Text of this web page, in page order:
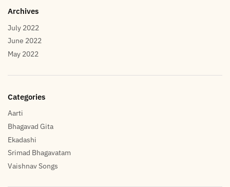
Archives
July 2022
June 2022
May 2022
Categories
Aarti
Bhagavad Gita
Ekadashi
Srimad Bhagavatam
Vaishnav Songs